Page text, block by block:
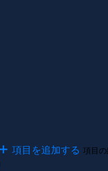
項目を追加する 項目の